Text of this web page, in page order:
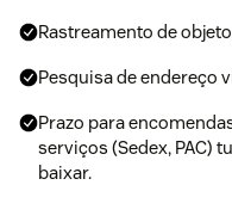
Rastreamento de
Pesquisa de endereço
Prazo para
serviços (Sedex, PAC)
baixar.